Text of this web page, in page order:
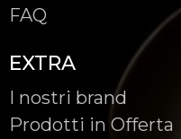
FAQ
EXTRA
I nostri brand
Prodotti in Offerta